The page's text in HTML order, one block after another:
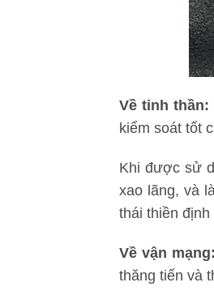
Về tinh thần:
kiểm soát tốt
Khi được sử
xao lãng, và
thái thiền định
Về vận mạng:
thăng tiến và